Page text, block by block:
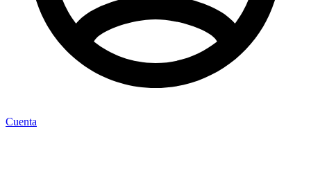
Cuenta